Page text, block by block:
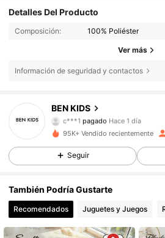
Detalles Del Producto
Composición: 100% Poliéster
Ver más
Información de seguridad y contactos
BEN KIDS
4,69
4.7K Seguidores
c***1 pagado Hace 1 día
t***4 seguido haceHace 7 horas
4,69 4.7K Seguidores
4,69 4.7K Seguidores
4,69 4.7K Seguidores
95K+ Vendido recientemente
Seguir
También Podría Gustarte
Recomendados Juguetes y Juegos